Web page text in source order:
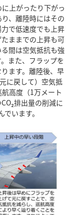
上がったり下がっ
、離陸時にはその
で低速度でも上昇
ままでの上昇も可
間は空気抵抗も強
また、フラップを
ます。離陸後、早
に戻して）空気抵
高度（1万メート
排出量の削減に
います。